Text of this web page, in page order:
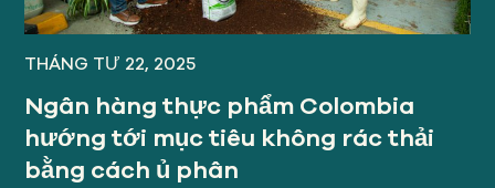
THÁNG TƯ 22, 2025
Ngân hàng thực phẩm Colombia
hướng tới mục tiêu không rác thải
bằng cách ủ phân